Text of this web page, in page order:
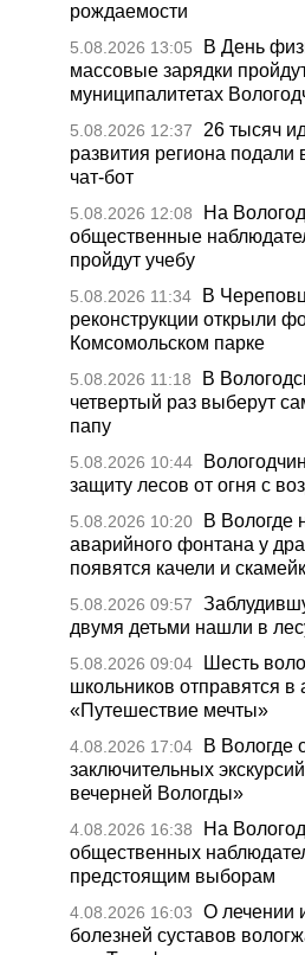
рождаемости
5.08.2026 13:05
В День
массовые зарядки
муниципалитетах
5.08.2026 12:37
26 тысяч
развития региона подали
чат-бот
5.08.2026 12:08
На
общественные
пройдут учебу
5.08.2026 11:34
В
реконструкции открыли
Комсомольском парке
5.08.2026 11:18
В
четвертый раз выберут
папу
5.08.2026 10:44
защиту лесов от огня с
5.08.2026 10:20
В Вологде
аварийного фонтана у
появятся качели и
5.08.2026 09:57
двумя детьми нашли в
5.08.2026 09:04
Шесть
школьников отправятся в
«Путешествие мечты»
4.08.2026 17:04
В Вологде
заключительных
вечерней Вологды»
4.08.2026 16:38
На
общественных
предстоящим выборам
4.08.2026 16:03
О лечении
болезней суставов